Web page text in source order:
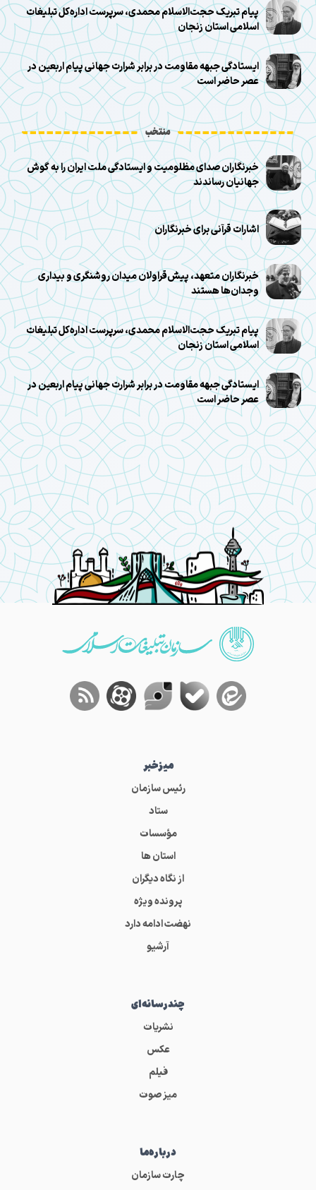
پیام تبریک حجت‌الاسلام محمدی، سرپرست اداره‌کل تبلیغات
اسلامی استان زنجان
ایستادگی جبهه مقاومت در برابر شرارت جهانی پیام اربعین در
عصر حاضر است
منتخب
خبرنگاران صدای مظلومیت و ایستادگی ملت ایران را به گوش
جهانیان رساندند
اشارات قرآنی برای خبرنگاران
خبرنگاران متعهد، پیش‌قراولان میدان روشنگری و بیداری
وجدان‌ها هستند
پیام تبریک حجت‌الاسلام محمدی، سرپرست اداره‌کل تبلیغات
اسلامی استان زنجان
ایستادگی جبهه مقاومت در برابر شرارت جهانی پیام اربعین در
عصر حاضر است
میز‌خبر
رئیس سازمان
ستاد
مؤسسات
استان ها
از نگاه دیگران
پرونده ویژه
نهضت ادامه دارد
آرشیو
چندرسانه‌ای
نشریات
عکس
فیلم
میز صوت
درباره‌ما
چارت سازمان